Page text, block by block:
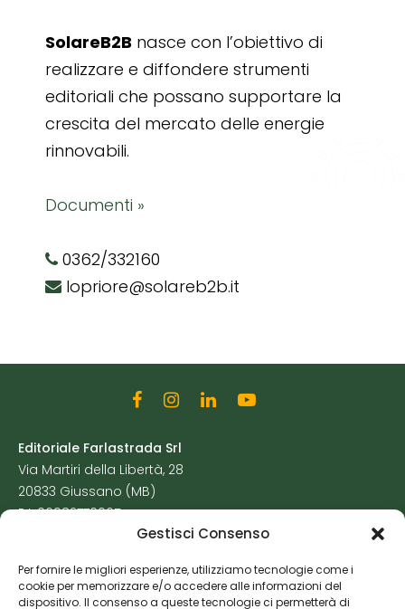
Gestisci Consenso
Per fornire le migliori esperienze, utilizziamo tecnologie come i
cookie per memorizzare e/o accedere alle informazioni del
dispositivo. Il consenso a queste tecnologie ci permetterà di
SolareB2B nasce con l’obiettivo di
realizzare e diffondere strumenti
editoriali che possano supportare la
crescita del mercato delle energie
rinnovabili.
Documenti »
0362/332160
lopriore@solareb2b.it
Editoriale Farlastrada Srl
Via Martiri della Libertà, 28
20833 Giussano (MB)
P.I. 06982770965
Cookie Policy
Risorse Aggiuntive